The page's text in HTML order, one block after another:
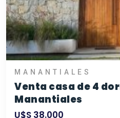
MANANTIALES
Venta casa de 4
Manantiales
U$S 38.000